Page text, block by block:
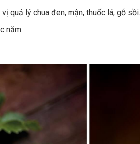
quả lý chua đen, mận, thuốc lá, gỗ sồi.
năm.